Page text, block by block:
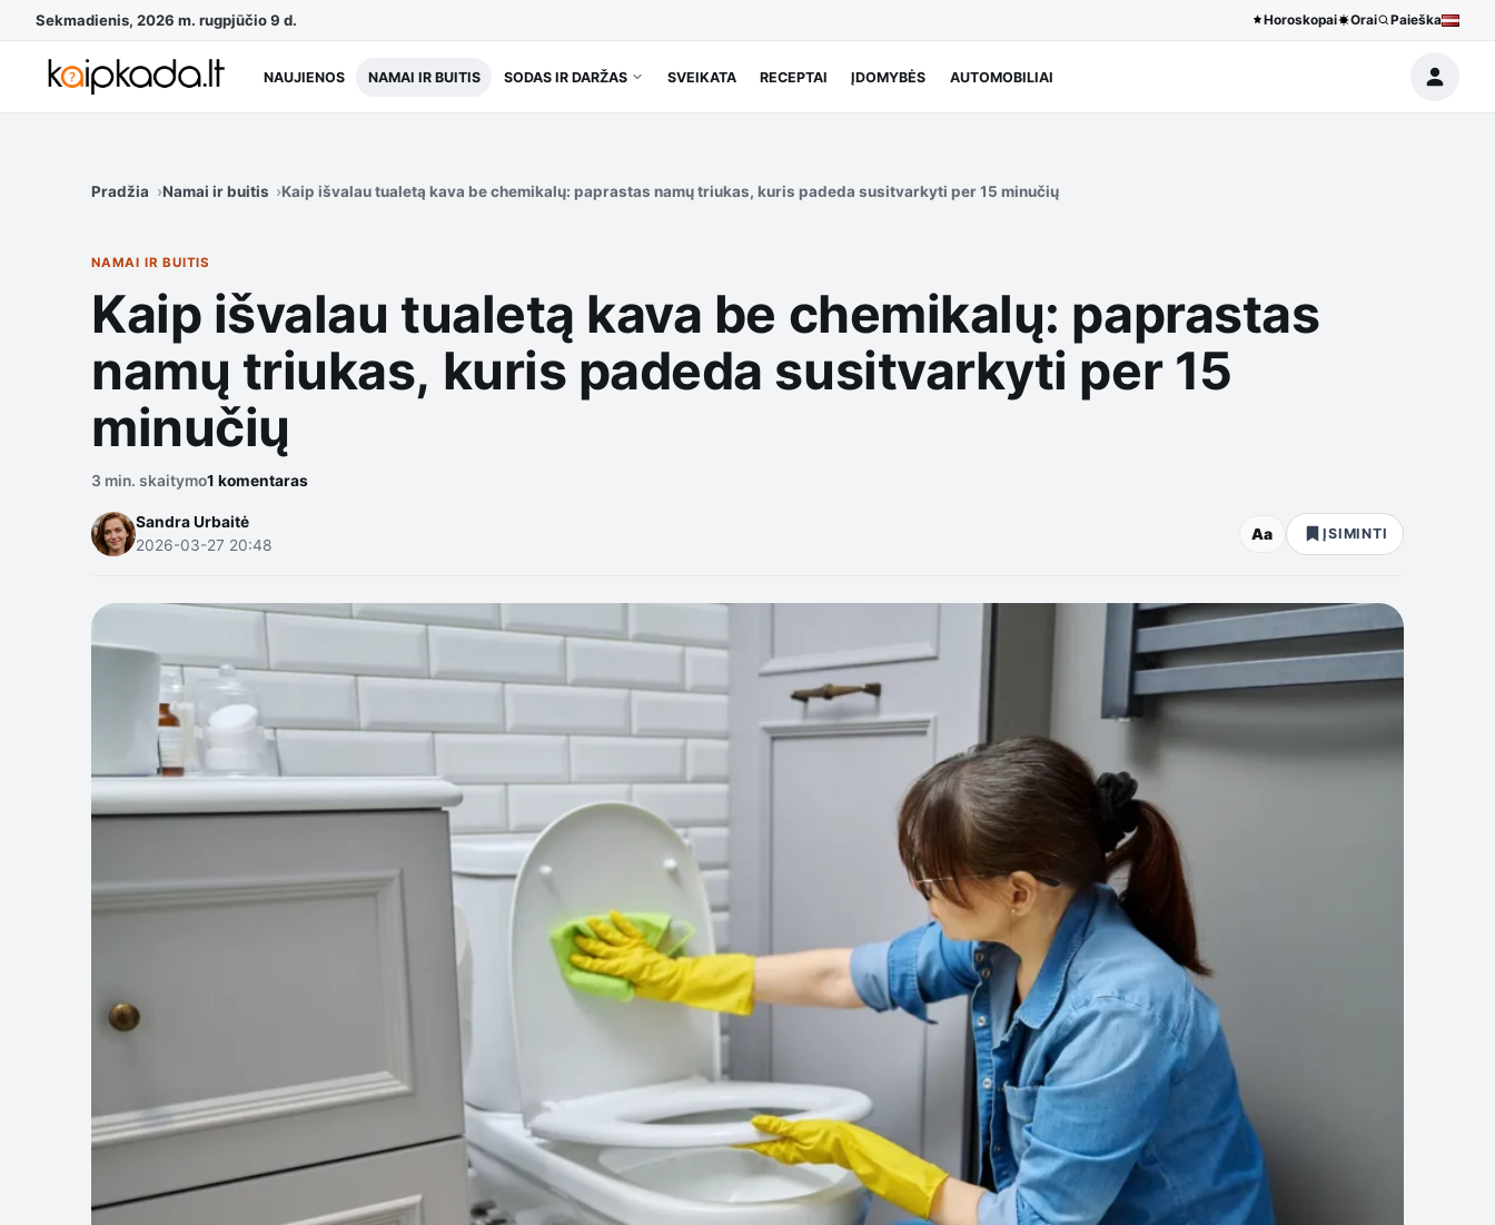
Sekmadienis, 2026 m. rugpjūčio 9 d. Horoskopai Orai Paieška
NAUJIENOS NAMAI IR BUITIS SODAS IR DARŽAS SVEIKATA RECEPTAI ĮDOMYBĖS AUTOMOBILIAI
Pradžia Namai ir buitis Kaip išvalau tualetą kava be chemikalų: paprastas namų triukas, kuris padeda susitvarkyti per 15 minučių
NAMAI IR BUITIS
Kaip išvalau tualetą kava be chemikalų: paprastas
namų triukas, kuris padeda susitvarkyti per 15
minučių
3 min. skaitymo1 komentaras
Sandra Urbaitė
2026-03-27 20:48
Aa ĮSIMINTI